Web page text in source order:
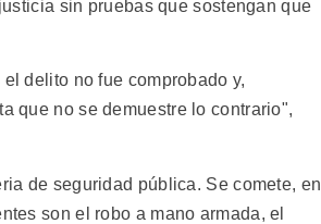
sin pruebas que sostengan que
delito no fue comprobado y,
que no se demuestre lo contrario",
de seguridad pública. Se comete, en
son el robo a mano armada, el